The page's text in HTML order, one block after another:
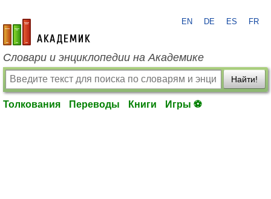
academic.ru
EN DE ES FR
Словари и энциклопедии на Академике
Найти!
Толкования Переводы Книги Игры ⚽